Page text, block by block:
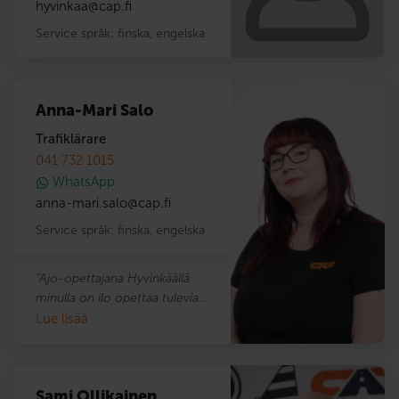
hyvinkaa@cap.fi
Service språk: finska, engelska
Anna-Mari Salo
Trafiklärare
041 732 1015
WhatsApp
anna-mari.salo@cap.fi
Service språk: finska, engelska
"Ajo-opettajana Hyvinkäällä
minulla on ilo opettaa tulevia
kuljettajia paitsi ajamaan, myös
Lue lisää